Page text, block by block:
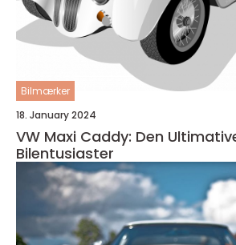
Bilmærker
18. January 2024
VW Maxi Caddy: Den
Bilentusiaster